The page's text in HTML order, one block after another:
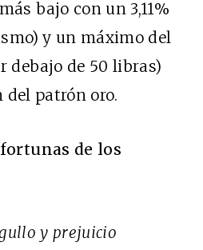
bajo con un 3,11%
y un máximo del
debajo de 50 libras)
del patrón oro.
de los
y prejuicio